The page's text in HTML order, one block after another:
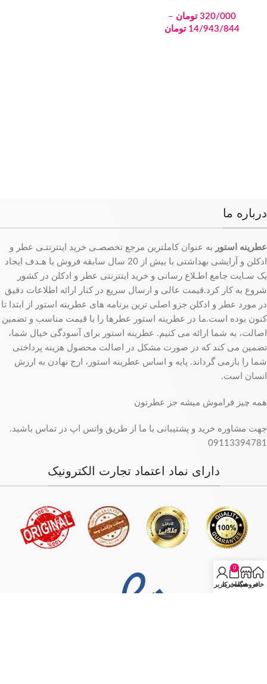
320/000 تومان –
14/943/844 تومان
درباره ما
عطرینه استور به عنوان کاملترین مرجع تخصصـی خرید اینترنتـی عطر و
ادکلن و آرایشی بهداشتی با بیش از 20 سال سابقه فروش با هـدف ایجاد
یک سـایت جامع اطـلاع رسانی و خرید اینترنتی عطر و ادکلن در کشور
شروع به کار کرد.قیمت عالی و ارسال سریع در کنار ارائه اطلاعات دقیق
در مورد عطر و ادکلن جزو اصلی ترین برنامه های عطرینه استور از ابتدا تا
کنون بوده است.ما در عطرینه استور عطرها را با قیمت مناسب و تضمین
اصالت، به شما ارائه می کنیم. عطرینه استور برای آسودگی خیال شما،
تضمین می کند که در صورت مشکل در اصالت محصول هزینه پرداختی
شما را بازمی گرداند. پایه و اساس عطرینه استور، ارج نهادن به ارزش
انسان است.
همه چیز فراموش میشه جز عطرتون
جهت مشاوره خرید و پشتیبانی با ما از طریق واتس اپ در تماس باشید.
09113394781
دارای نماد اعتماد تجارت الکترونیک
خانهفروشگاه
0
سبد خرید
حساب کاربری من